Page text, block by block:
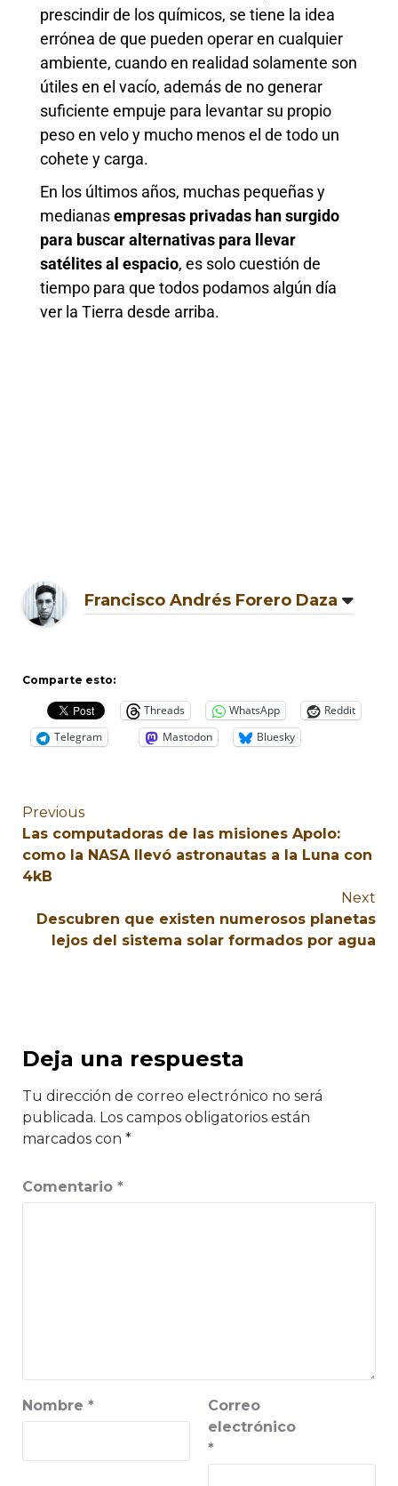
prescindir de los químicos, se tiene la idea
errónea de que pueden operar en cualquier
ambiente, cuando en realidad solamente son
útiles en el vacío, además de no generar
suficiente empuje para levantar su propio
peso en velo y mucho menos el de todo un
cohete y carga.
En los últimos años, muchas pequeñas y
medianasempresas privadas han surgido
para buscar alternativas para llevar
satélites al espacio, es solo cuestión de
tiempo para que todos podamos algún día
ver la Tierra desde arriba.
Francisco Andrés Forero Daza
Comparte esto:
Threads WhatsApp
Reddit
Telegram
Mastodon Bluesky
Previous
Las computadoras de las misiones Apolo:
como la NASA llevó astronautas a la Luna con
4kB
Next
Descubren que existen numerosos planetas
lejos del sistema solar formados por agua
Deja una respuesta
Tu dirección de correo electrónico no será
publicada. Los campos obligatorios están
marcados con *
Comentario *
Nombre *
Correo
electrónico
*